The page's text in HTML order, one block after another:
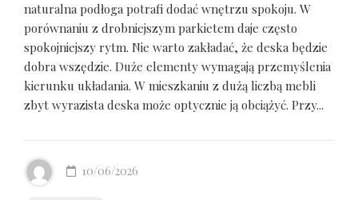
naturalna podłoga potrafi dodać wnętrzu spokoju. W
porównaniu z drobniejszym parkietem daje często
spokojniejszy rytm. Nie warto zakładać, że deska będzie
dobra wszędzie. Duże elementy wymagają przemyślenia
kierunku układania. W mieszkaniu z dużą liczbą mebli
zbyt wyrazista deska może optycznie ją obciążyć. Przy...
10/06/2026